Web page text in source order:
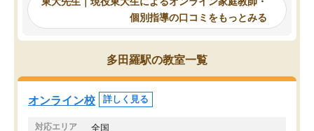
使える自習室とかもあり、わからない
ところがあれば先生が回答してくれる
のも重宝しています。
るのが心強かったよう
謝です。
個別指導の口コミをもっとみる
多田羅駅の教室一覧
オンライン校 詳しく見る
対応エリア 全国